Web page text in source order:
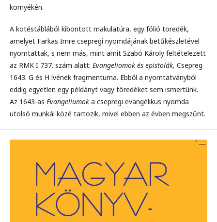
környékén.
A kötéstáblából kibontott makulatúra, egy fólió töredék,
amelyet Farkas Imre csepregi nyomdájának betűkészletével
nyomtattak, s nem más, mint amit Szabó Károly feltételezett
az RMK I 737. szám alatt: Evangeliomok és epistolák, Csepreg
1643. G és H ívének fragmentuma. Ebből a nyomtatványból
eddig egyetlen egy példányt vagy töredéket sem ismertünk.
Az 1643-as Evangeliumok a csepregi evangélikus nyomda
utolsó munkái közé tartozik, mivel ebben az évben megszűnt.